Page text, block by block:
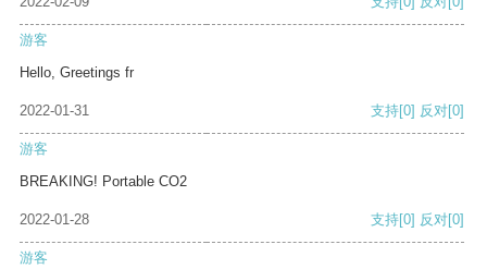
游客
Hello, Greetings fr
2022-01-31 支持[0] 反对[0]
游客
BREAKING! Portable CO2
2022-01-28 支持[0] 反对[0]
游客